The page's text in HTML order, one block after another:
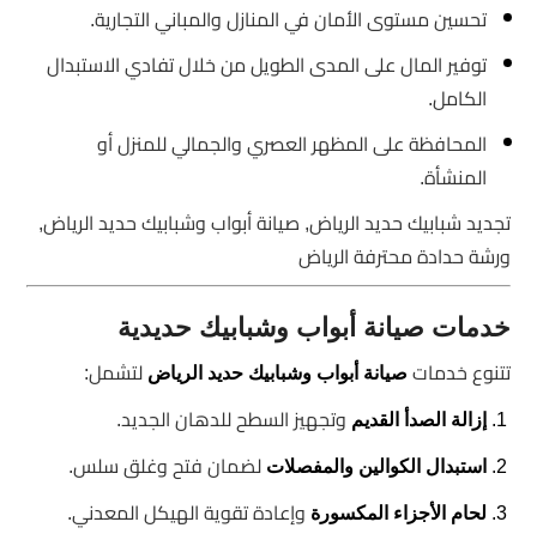
تحسين مستوى الأمان في المنازل والمباني التجارية.
توفير المال على المدى الطويل من خلال تفادي الاستبدال
الكامل.
المحافظة على المظهر العصري والجمالي للمنزل أو
المنشأة.
تجديد شبابيك حديد الرياض, صيانة أبواب وشبابيك حديد الرياض,
ورشة حدادة محترفة الرياض
خدمات صيانة أبواب وشبابيك حديدية
تتنوع خدمات صيانة أبواب وشبابيك حديد الرياض لتشمل:
إزالة الصدأ القديم وتجهيز السطح للدهان الجديد.
استبدال الكوالين والمفصلات لضمان فتح وغلق سلس.
لحام الأجزاء المكسورة وإعادة تقوية الهيكل المعدني.